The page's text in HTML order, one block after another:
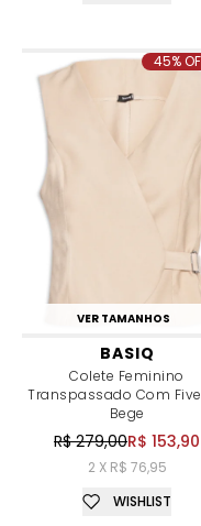
VER TAMANHOS
BASIQ
Colete Feminino
Transpassado Com
Bege
R$ 279,00R$ 153,90
2 X R$ 76,95
45%
WISHLIST